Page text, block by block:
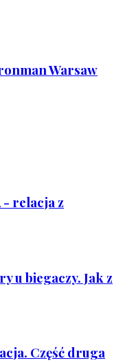
Warsaw
- relacja z
u biegaczy. Jak z
Część druga